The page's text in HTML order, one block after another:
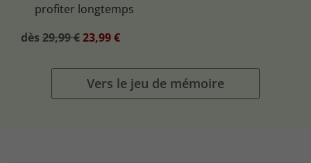
profiter longtemps
dès 29,99 €23,99 €
Vers le jeu de mémoire